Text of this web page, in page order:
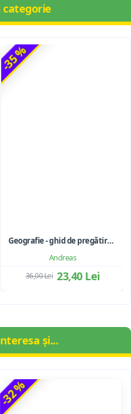
categorie
-35 %
Andreas
Geografie - ghid de pregătire pentru Bacalaureat - Editia 2023
23,40 Lei
36,00 Lei
și...
-32 %